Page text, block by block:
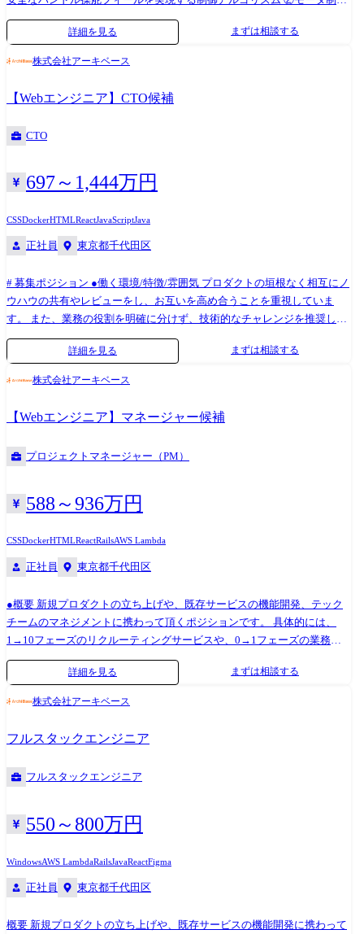
御、フェールセーフ機能 ③マイコンやIC、電源、センサI/F等の回路を制
御するソフトウェア ④車両間通信や故障診断機能 ⑤AUTOSAR等のOS、
発(次世代品や性能改善)や顧客要求機能に対して、モータ/回路設計メン
バと共にシステム設計を行います。この時、要求スペックや回路構成、
部品のばらつきを考慮した仕様決めや、安全分析(FMEA/FTA)、機能安全
(ISO26262)に準拠したシステム検証も行います。 (b)ソフトウェア開発:
ソフトに実装します ・ソフトウェアアーキテクチャ設計:要求の機能をソ
フトウェアに実装するために、どのモジュールにどのように変更を行う
かといったアーキテクチャ設計 ・実装・単体テスト:C言語、
る動作確認、解析ツールを用いたコード検証 ・統合評価・HILS検証:実
ーション これらの活動は、カーメーカやTier1メーカ、ソフトウェア外注
先、および社内の関連部門との連携しながら進めていきます。 ※変更の
範囲:会社の定める業務※ ※業務の都合によっては会社外の職務に従事す
るため出向又は転属を命じることがある ●使用言語、環境、ツール、資
格等 プログラミング:C、MATLAB/Simulink(モデルベース設計) 開発環
境:Windows/Linux、dSPACE HILS、仮想ECU(SIL) 品質管理:静的解析ツー
A‑SPICE
詳細を見る まずは相談する
株式会社アーキベース
【Webエンジニア】CTO候補
CTO
697～1,444万円
CSSDockerHTMLReactJavaScriptJava
正社員 東京都千代田区
# 募集ポジション ●働く環境/特徴/雰囲気 プロダクトの垣根なく相互にノ
ウハウの共有やレビューをし、お互いを高め合うことを重視していま
す。 また、業務の役割を明確に分けず、技術的なチャレンジを推奨して
います。 技術の幅を広げて、エンジニアとしての価値を着実に高めてい
ける環境です。 ●チーム体制 ・テックチームメンバー 2名 ・業務委託
メンバー 6名 ●プロジェクト例 ・業務効率化を促進するSaaS型クラウド
発 ・転職支援サービスのサイト開発 ・マッチングプラットフォームの開
発 など ## 業務内容 ●概要 新規プロダクトの立ち上げや、既存サービス
の機能開発、テックチームのマネジメントに携わって頂くポジションで
す。 具体的には、1→10フェーズのリクルーティングサービスや、0→1
テムに至るまで、上流工程における要件定義や仕様設計から一気通貫に
お任せしたいと考えております。 自社サービスを用いて業界を変革する
Ruby -Ruby on rails -vue/react/javascript/jquery -HTML/CSS/SCSS 開発環境
ECS, elastic beanstalk, cloudwatch, cloudfront -Ansible -Github action コミ
ュニケーション ・Github ・Slack ・Google meet その他 -Lambda（API開
発・分析等） -Fargate -Python -Google App Script ●求める人物像 ・新規事
業を創ること・ベンチャーでの仕事に強い興味がある方 ・建設 × テクノ
ロジーで実現できる事の可能性にワクワクする方 ・チームと自身の成長
を楽しめる方 ・自ら考え、自律的に仕事ができる方
詳細を見る まずは相談する
株式会社アーキベース
【Webエンジニア】マネージャー候補
プロジェクトマネージャー（PM）
588～936万円
CSSDockerHTMLReactRailsAWS Lambda
正社員 東京都千代田区
●概要 新規プロダクトの立ち上げや、既存サービスの機能開発、テック
チームのマネジメントに携わって頂くポジションです。 具体的には、
1→10フェーズのリクルーティングサービスや、0→1フェーズの業務効
率化を促進するクラウドサービス、さらには社内システムに至るまで、
上流工程における要件定義や仕様設計から一気通貫にお任せしたいと考
詳細を見る まずは相談する
株式会社アーキベース
フルスタックエンジニア
フルスタックエンジニア
550～800万円
WindowsAWS LambdaRailsJavaReactFigma
正社員 東京都千代田区
概要 新規プロダクトの立ち上げや、既存サービスの機能開発に携わって